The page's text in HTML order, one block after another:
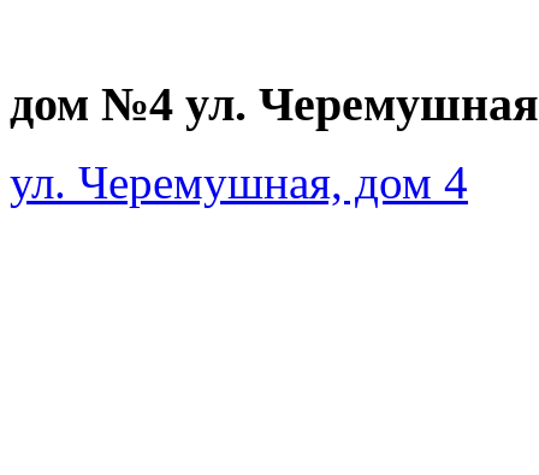
дом №4 ул. Черемушная
ул. Черемушная, дом 4